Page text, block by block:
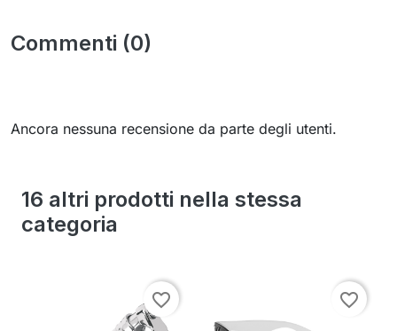
Commenti (0)
Ancora nessuna recensione da parte degli utenti.
16 altri prodotti nella stessa
categoria
favorite_border favorite_border